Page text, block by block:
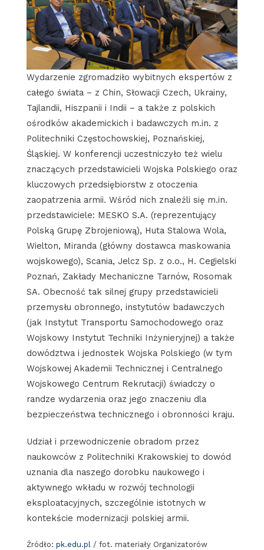
Wydarzenie zgromadziło wybitnych ekspertów z
całego świata – z Chin, Słowacji Czech, Ukrainy,
Tajlandii, Hiszpanii i Indii – a także z polskich
ośrodków akademickich i badawczych m.in. z
Politechniki Częstochowskiej, Poznańskiej,
Śląskiej. W konferencji uczestniczyło też wielu
znaczących przedstawicieli Wojska Polskiego oraz
kluczowych przedsiębiorstw z otoczenia
zaopatrzenia armii. Wśród nich znaleźli się m.in.
przedstawiciele: MESKO S.A. (reprezentujący
Polską Grupę Zbrojeniową), Huta Stalowa Wola,
Wielton, Miranda (główny dostawca maskowania
wojskowego), Scania, Jelcz Sp. z o.o., H. Cegielski
Poznań, Zakłady Mechaniczne Tarnów, Rosomak
SA. Obecność tak silnej grupy przedstawicieli
przemysłu obronnego, instytutów badawczych
(jak Instytut Transportu Samochodowego oraz
Wojskowy Instytut Techniki Inżynieryjnej) a także
dowództwa i jednostek Wojska Polskiego (w tym
Wojskowej Akademii Technicznej i Centralnego
Wojskowego Centrum Rekrutacji) świadczy o
randze wydarzenia oraz jego znaczeniu dla
bezpieczeństwa technicznego i obronności kraju.
Udział i przewodniczenie obradom przez
naukowców z Politechniki Krakowskiej to dowód
uznania dla naszego dorobku naukowego i
aktywnego wkładu w rozwój technologii
eksploatacyjnych, szczególnie istotnych w
kontekście modernizacji polskiej armii.
Źródło: pk.edu.pl/ fot. materiały Organizatorów